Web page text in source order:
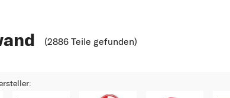
(2886 Teile gefunden)